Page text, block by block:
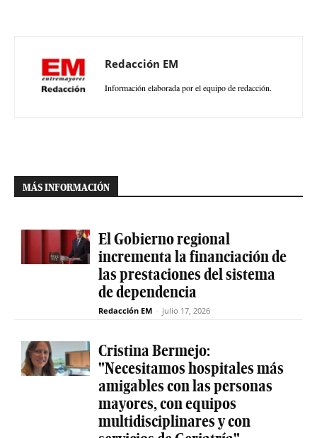
Redacción EM
Información elaborada por el equipo de redacción.
MÁS INFORMACIÓN
El Gobierno regional
incrementa la financiación de
las prestaciones del sistema
de dependencia
Redacción EM - julio 17, 2026
Cristina Bermejo:
"Necesitamos hospitales más
amigables con las personas
mayores, con equipos
multidisciplinares y con